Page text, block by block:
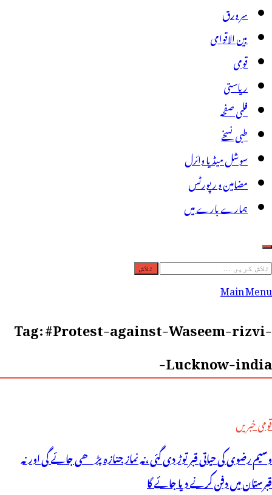
سر ورق
بین الاقوامی
قومی
ریاستی
فلمی صفحہ
طبی نسخے
سوشل میڈیا وائرل
مضامین و رپورٹس
ہمارے بارے میں
تلاش
کریں
Main Menu
Tag:#Protest-against-Waseem-rizvi-
Lucknow-india-
قومی خبریں
وسیم رضوی کی حیاتی قبر توڑ دی گئی ،نہ نماز جنازہ پڑھی جائے گی اور نہ
قبرستان میں دفن کرنے دیا جائے گا